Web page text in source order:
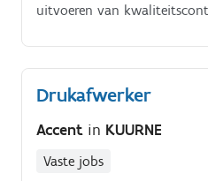
uitvoeren van
Drukafwerker
Accent in KUURNE
Vaste jobs